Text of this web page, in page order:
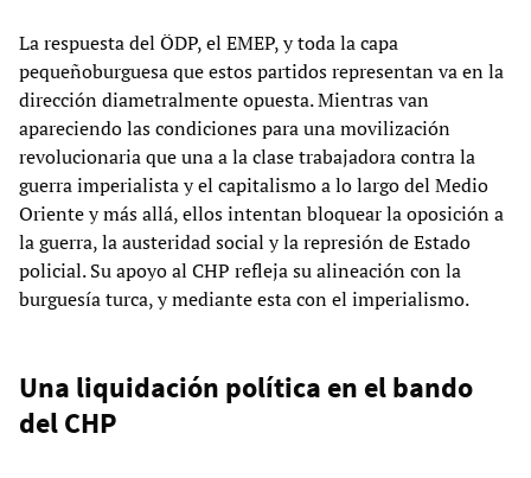
La respuesta del ÖDP, el EMEP, y toda la capa
pequeñoburguesa que estos partidos representan va en la
dirección diametralmente opuesta. Mientras van
apareciendo las condiciones para una movilización
revolucionaria que una a la clase trabajadora contra la
guerra imperialista y el capitalismo a lo largo del Medio
Oriente y más allá, ellos intentan bloquear la oposición a
la guerra, la austeridad social y la represión de Estado
policial. Su apoyo al CHP refleja su alineación con la
burguesía turca, y mediante esta con el imperialismo.
Una liquidación política en el bando
del CHP